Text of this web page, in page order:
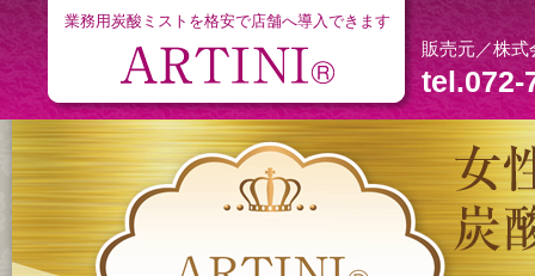
業務用炭酸ミストを格安で店舗へ導入できます
販売元／株
tel.072-